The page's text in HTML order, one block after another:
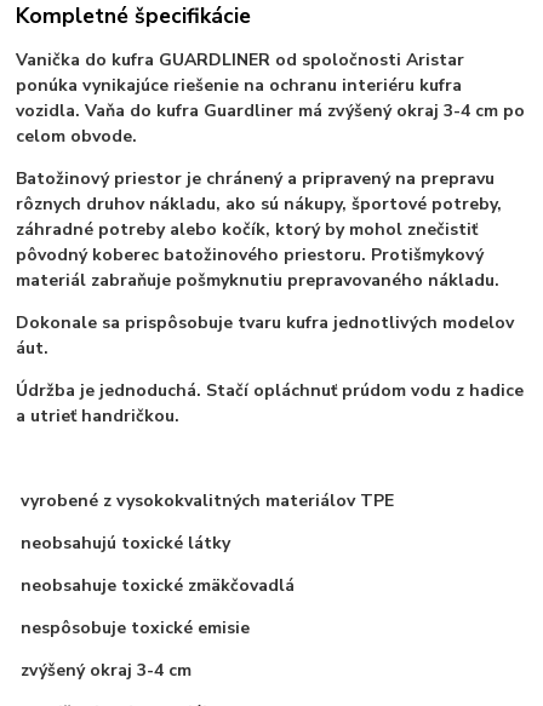
Kompletné špecifikácie
Vanička do kufra GUARDLINER od spoločnosti Aristar
ponúka vynikajúce riešenie na ochranu interiéru kufra
vozidla. Vaňa do kufra Guardliner má zvýšený okraj 3-4 cm po
celom obvode.
Batožinový priestor je chránený a pripravený na prepravu
rôznych druhov nákladu, ako sú nákupy, športové potreby,
záhradné potreby alebo kočík, ktorý by mohol znečistiť
pôvodný koberec batožinového priestoru. Protišmykový
materiál zabraňuje pošmyknutiu prepravovaného nákladu.
Dokonale sa prispôsobuje tvaru kufra jednotlivých modelov
áut.
Údržba je jednoduchá. Stačí opláchnuť prúdom vodu z hadice
a utrieť handričkou.
vyrobené z vysokokvalitných materiálov TPE
neobsahujú toxické látky
neobsahuje toxické zmäkčovadlá
nespôsobuje toxické emisie
zvýšený okraj 3-4 cm